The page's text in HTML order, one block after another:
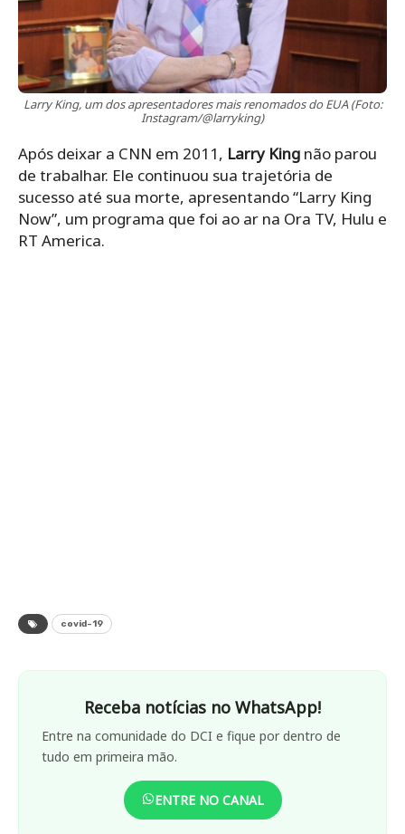
Larry King, um dos apresentadores mais renomados do EUA (Foto:
Instagram/@larryking)
Após deixar a CNN em 2011, Larry King não parou
de trabalhar. Ele continuou sua trajetória de
sucesso até sua morte, apresentando “Larry King
Now”, um programa que foi ao ar na Ora TV, Hulu e
RT America.
covid-19
Receba notícias no WhatsApp!
Entre na comunidade do DCI e fique por dentro de
tudo em primeira mão.
ENTRE NO CANAL